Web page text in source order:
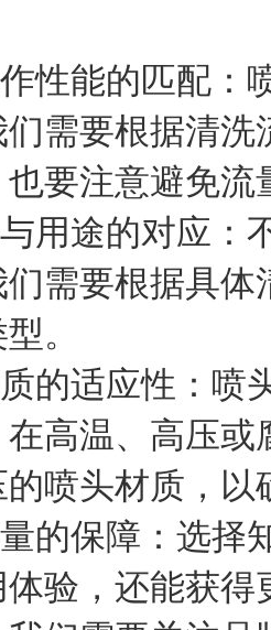
性能的匹配：
需要根据清
要注意避免
用途的对应：
需要根据具
。
的适应性：喷
在高温、高压
的喷头材质，
的保障：选择
验，还能获